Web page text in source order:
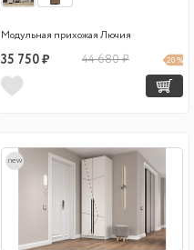
Модульная прихожая Лючия
35 750 ₽ 44 680 ₽ 20 %
new